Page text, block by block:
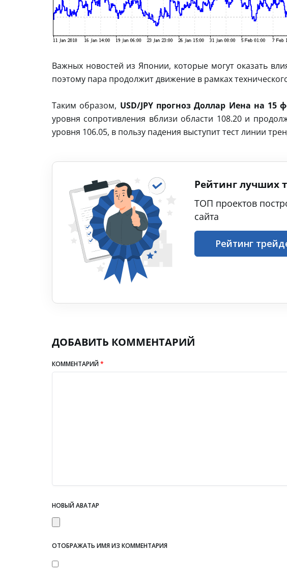
Важных новостей из Японии, которые могут оказать
поэтому пара продолжит движение в рамках
Таким образом, USD/JPY прогноз Доллар Иена на 15
уровня сопротивления вблизи области 108.20 и
уровня 106.05, в пользу падения выступит тест линии
Рейтинг лучших
ТОП проектов
сайта
Рейтинг
ДОБАВИТЬ КОММЕНТАРИЙ
КОММЕНТАРИЙ*
НОВЫЙ АВАТАР
ОТОБРАЖАТЬ ИМЯ ИЗ КОММЕНТАРИЯ